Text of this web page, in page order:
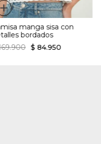
manga sisa con
bordados
.900 $ 84.950